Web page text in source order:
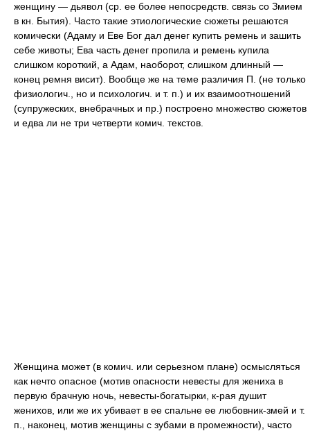
женщину — дьявол (ср. ее более непосредств. связь со Змием
в кн. Бытия). Часто такие этиологические сюжеты решаются
комически (Адаму и Еве Бог дал денег купить ремень и зашить
себе животы; Ева часть денег пропила и ремень купила
слишком короткий, а Адам, наоборот, слишком длинный —
конец ремня висит). Вообще же на теме различия П. (не только
физиологич., но и психологич. и т. п.) и их взаимоотношений
(супружеских, внебрачных и пр.) построено множество сюжетов
и едва ли не три четверти комич. текстов.
Женщина может (в комич. или серьезном плане) осмысляться
как нечто опасное (мотив опасности невесты для жениха в
первую брачную ночь, невесты-богатырки, к-рая душит
женихов, или же их убивает в ее спальне ее любовник-змей и т.
п., наконец, мотив женщины с зубами в промежности), часто